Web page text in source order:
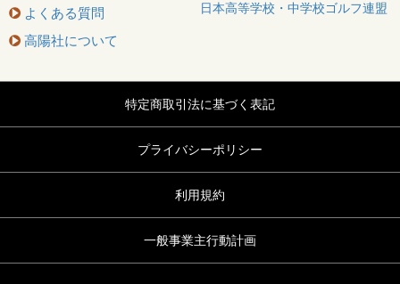
よくある質問
高陽社について
日本高等学校・中学校ゴルフ連盟
特定商取引法に基づく表記
プライバシーポリシー
利用規約
一般事業主行動計画